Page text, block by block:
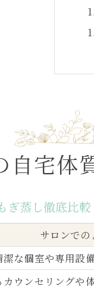
自宅体
ぎ蒸し徹底比較
サロンでの
な個室や専用設
カウンセリングや